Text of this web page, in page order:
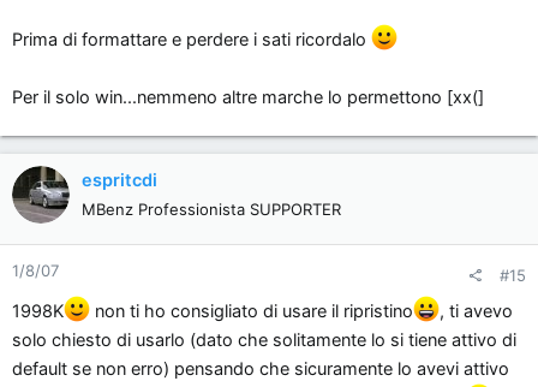
Prima di formattare e perdere i sati ricordalo
Per il solo win...nemmeno altre marche lo permettono [xx(]
espritcdi
MBenz Professionista SUPPORTER
1/8/07 #15
1998K non ti ho consigliato di usare il ripristino
, ti avevo
solo chiesto di usarlo (dato che solitamente lo si tiene attivo di
default se non erro) pensando che sicuramente lo avevi attivo